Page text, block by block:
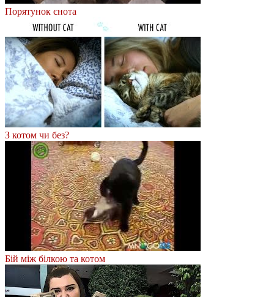
Порятунок єнота
З котом чи без?
Бій між білкою та котом